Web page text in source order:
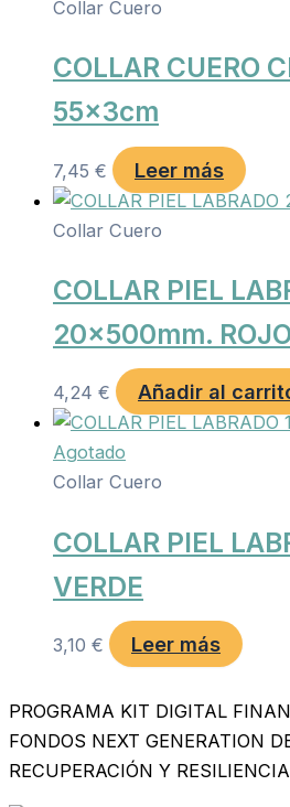
Collar Cuero
COLLAR CUERO
55x3cm
7,45 € Leer más
Collar Cuero
COLLAR PIEL
20x500mm. ROJO
4,24 € Añadir al
Agotado
Collar Cuero
COLLAR PIEL
VERDE
3,10 € Leer más
PROGRAMA KIT DIGITAL
FONDOS NEXT GENERATION
RECUPERACIÓN Y RESILIENCIA